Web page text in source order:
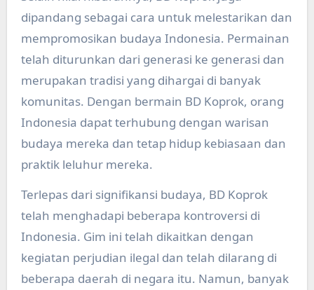
dipandang sebagai cara untuk melestarikan dan
mempromosikan budaya Indonesia. Permainan
telah diturunkan dari generasi ke generasi dan
merupakan tradisi yang dihargai di banyak
komunitas. Dengan bermain BD Koprok, orang
Indonesia dapat terhubung dengan warisan
budaya mereka dan tetap hidup kebiasaan dan
praktik leluhur mereka.
Terlepas dari signifikansi budaya, BD Koprok
telah menghadapi beberapa kontroversi di
Indonesia. Gim ini telah dikaitkan dengan
kegiatan perjudian ilegal dan telah dilarang di
beberapa daerah di negara itu. Namun, banyak